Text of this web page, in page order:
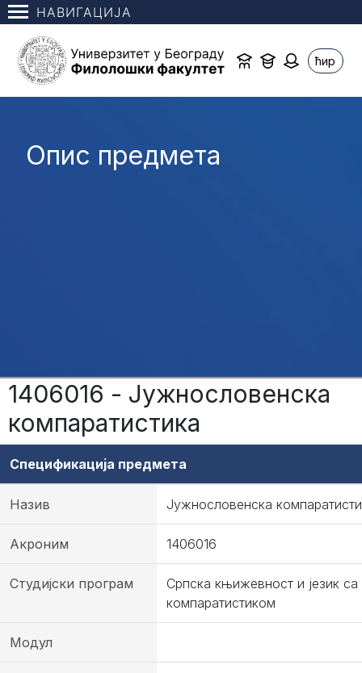
НАВИГАЦИЈА
ћир
Опис предмета
1406016 - Јужнословенска
компаратистика
Спецификација предмета
Назив Јужнословенска
Акроним 1406016
Студијски програм
Српска књижевност и језик са
компаратистиком
Модул